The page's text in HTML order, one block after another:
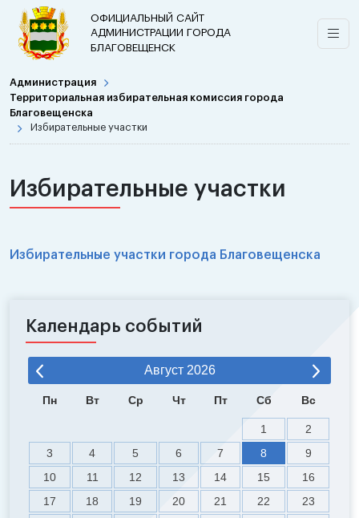
ОФИЦИАЛЬНЫЙ САЙТ
АДМИНИСТРАЦИИ ГОРОДА
БЛАГОВЕЩЕНСК
Администрация
Территориальная избирательная комиссия города
Благовещенска
Избирательные участки
Избирательные участки
Избирательные участки города Благовещенска
Календарь событий
Август 2026
Пн Вт Ср Чт Пт Сб Вс
1
2
3
4 5 6 7 8
9
10
11 12 13 14 15
16
17
18 19 20 21 22
23